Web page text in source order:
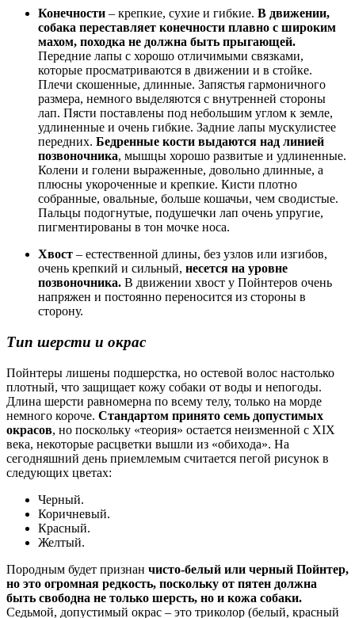
Конечности – крепкие, сухие и гибкие. В движении,
собака переставляет конечности плавно с широким
махом, походка не должна быть прыгающей.
Передние лапы с хорошо отличимыми связками,
которые просматриваются в движении и в стойке.
Плечи скошенные, длинные. Запястья гармоничного
размера, немного выделяются с внутренней стороны
лап. Пясти поставлены под небольшим углом к земле,
удлиненные и очень гибкие. Задние лапы мускулистее
передних. Бедренные кости выдаются над линией
позвоночника, мышцы хорошо развитые и удлиненные.
Колени и голени выраженные, довольно длинные, а
плюсны укороченные и крепкие. Кисти плотно
собранные, овальные, больше кошачьи, чем сводистые.
Пальцы подогнутые, подушечки лап очень упругие,
пигментированы в тон мочке носа.
Хвост – естественной длины, без узлов или изгибов,
очень крепкий и сильный, несется на уровне
позвоночника. В движении хвост у Пойнтеров очень
напряжен и постоянно переносится из стороны в
сторону.
Тип шерсти и окрас
Пойнтеры лишены подшерстка, но остевой волос настолько
плотный, что защищает кожу собаки от воды и непогоды.
Длина шерсти равномерна по всему телу, только на морде
немного короче. Стандартом принято семь допустимых
окрасов, но поскольку «теория» остается неизменной с XIX
века, некоторые расцветки вышли из «обихода». На
сегодняшний день приемлемым считается пегой рисунок в
следующих цветах:
Черный.
Коричневый.
Красный.
Желтый.
Породным будет признан чисто-белый или черный Пойнтер,
но это огромная редкость, поскольку от пятен должна
быть свободна не только шерсть, но и кожа собаки.
Седьмой, допустимый окрас – это триколор (белый, красный